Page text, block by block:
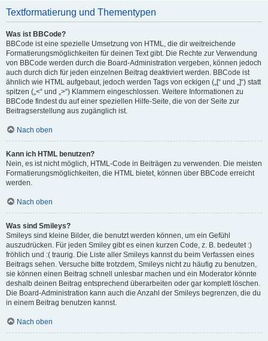
Textformatierung und Thementypen
Was ist BBCode?
BBCode ist eine spezielle Umsetzung von HTML, die dir weitreichende
Formatierungsmöglichkeiten für deinen Text gibt. Die Rechte zur Verwendung
von BBCode werden durch die Board-Administration vergeben, können jedoch
auch durch dich für jeden einzelnen Beitrag deaktiviert werden. BBCode ist
ähnlich wie HTML aufgebaut, jedoch werden Tags von eckigen („[“ und „]“) statt
spitzen („<“ und „>“) Klammern eingeschlossen. Weitere Informationen zu
BBCode findest du auf einer speziellen Hilfe-Seite, die von der Seite zur
Beitragserstellung aus zugänglich ist.
Nach oben
Kann ich HTML benutzen?
Nein, es ist nicht möglich, HTML-Code in Beiträgen zu verwenden. Die meisten
Formatierungsmöglichkeiten, die HTML bietet, können über BBCode erreicht
werden.
Nach oben
Was sind Smileys?
Smileys sind kleine Bilder, die benutzt werden können, um ein Gefühl
auszudrücken. Für jeden Smiley gibt es einen kurzen Code, z. B. bedeutet :)
fröhlich und :( traurig. Die Liste aller Smileys kannst du beim Verfassen eines
Beitrags sehen. Versuche bitte trotzdem, Smileys nicht zu häufig zu benutzen,
sie können einen Beitrag schnell unlesbar machen und ein Moderator könnte
deshalb deinen Beitrag entsprechend überarbeiten oder gar komplett löschen.
Die Board-Administration kann auch die Anzahl der Smileys begrenzen, die du
in einem Beitrag benutzen kannst.
Nach oben